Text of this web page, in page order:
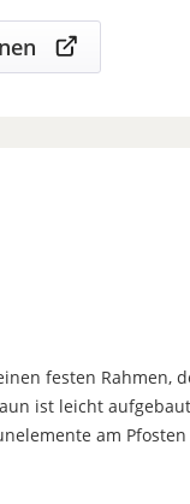
festen Rahmen,
ist leicht
am